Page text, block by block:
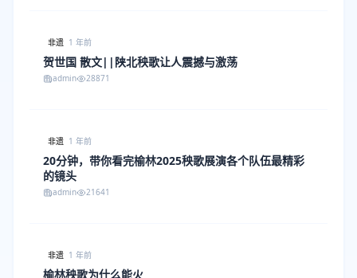
非遗 1 年前
贺世国 散文||陕北秧歌让人震撼与激荡
admin 28871
非遗 1 年前
20分钟，带你看完榆林2025秧歌展演各个队伍最精彩
的镜头
admin 21641
非遗 1 年前
榆林秧歌为什么能火